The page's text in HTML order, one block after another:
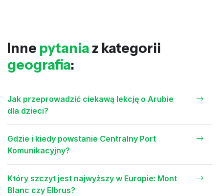
Inne pytania z kategorii
geografia:
Jak przeprowadzić ciekawą lekcję o Arubie
dla dzieci?
Gdzie i kiedy powstanie Centralny Port
Komunikacyjny?
Który szczyt jest najwyższy w Europie: Mont
Blanc czy Elbrus?